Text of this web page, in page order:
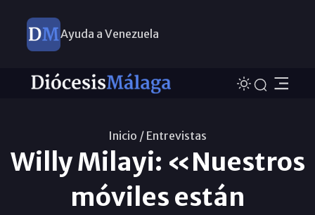
Ayuda a Venezuela
Inicio / Entrevistas
Willy Milayi: «Nuestros
móviles están